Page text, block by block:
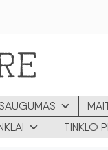
SAUGUMAS
TINKLO